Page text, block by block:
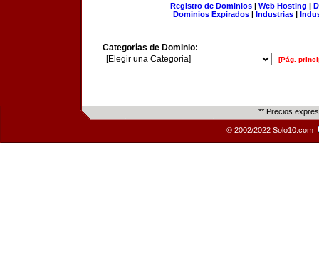
Registro de Dominios| Web Hosting |
Dominios Expirados | Industrias |
Categorías de Dominio:
[Pág.
** Precios
© 2002/2022 Solo10.com